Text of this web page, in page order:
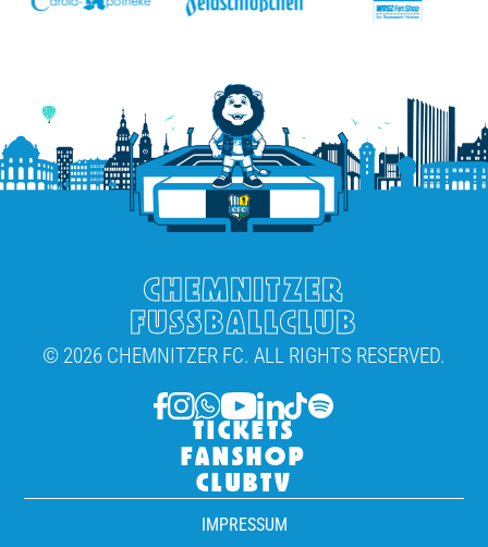
CHEMNITZER
FUSSBALLCLUB
© 2026 CHEMNITZER FC. ALL RIGHTS RESERVED.
TICKETS
FANSHOP
CLUBTV
IMPRESSUM